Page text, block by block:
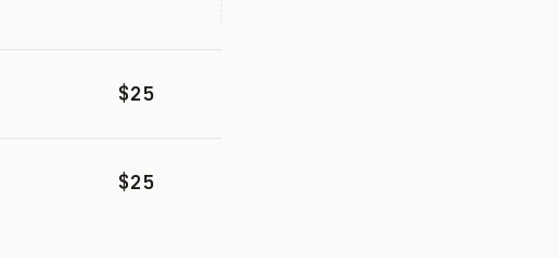
$25
$25